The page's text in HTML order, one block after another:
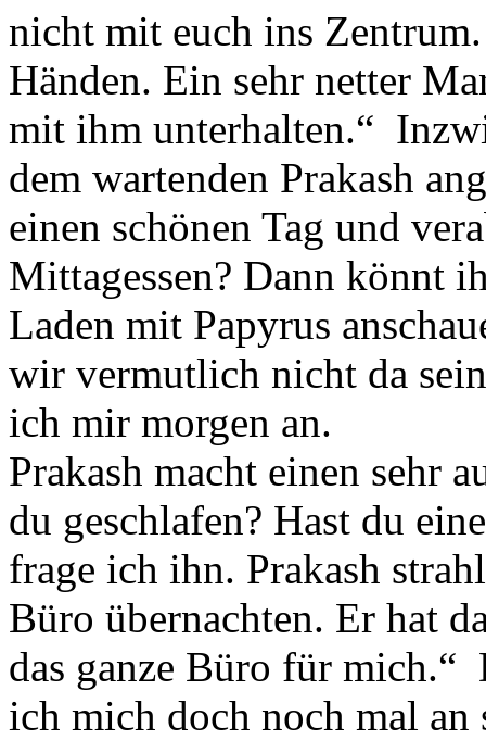
nicht mit euch ins
Händen. Ein sehr netter
mit ihm unterhalten.“
dem wartenden Prakash
einen schönen Tag und
Mittagessen? Dann könnt
Laden mit Papyrus
wir vermutlich nicht da
ich mir morgen an.
Prakash macht einen sehr
du geschlafen? Hast du
frage ich ihn. Prakash
Büro übernachten. Er hat
das ganze Büro für mich.“
ich mich doch noch mal an